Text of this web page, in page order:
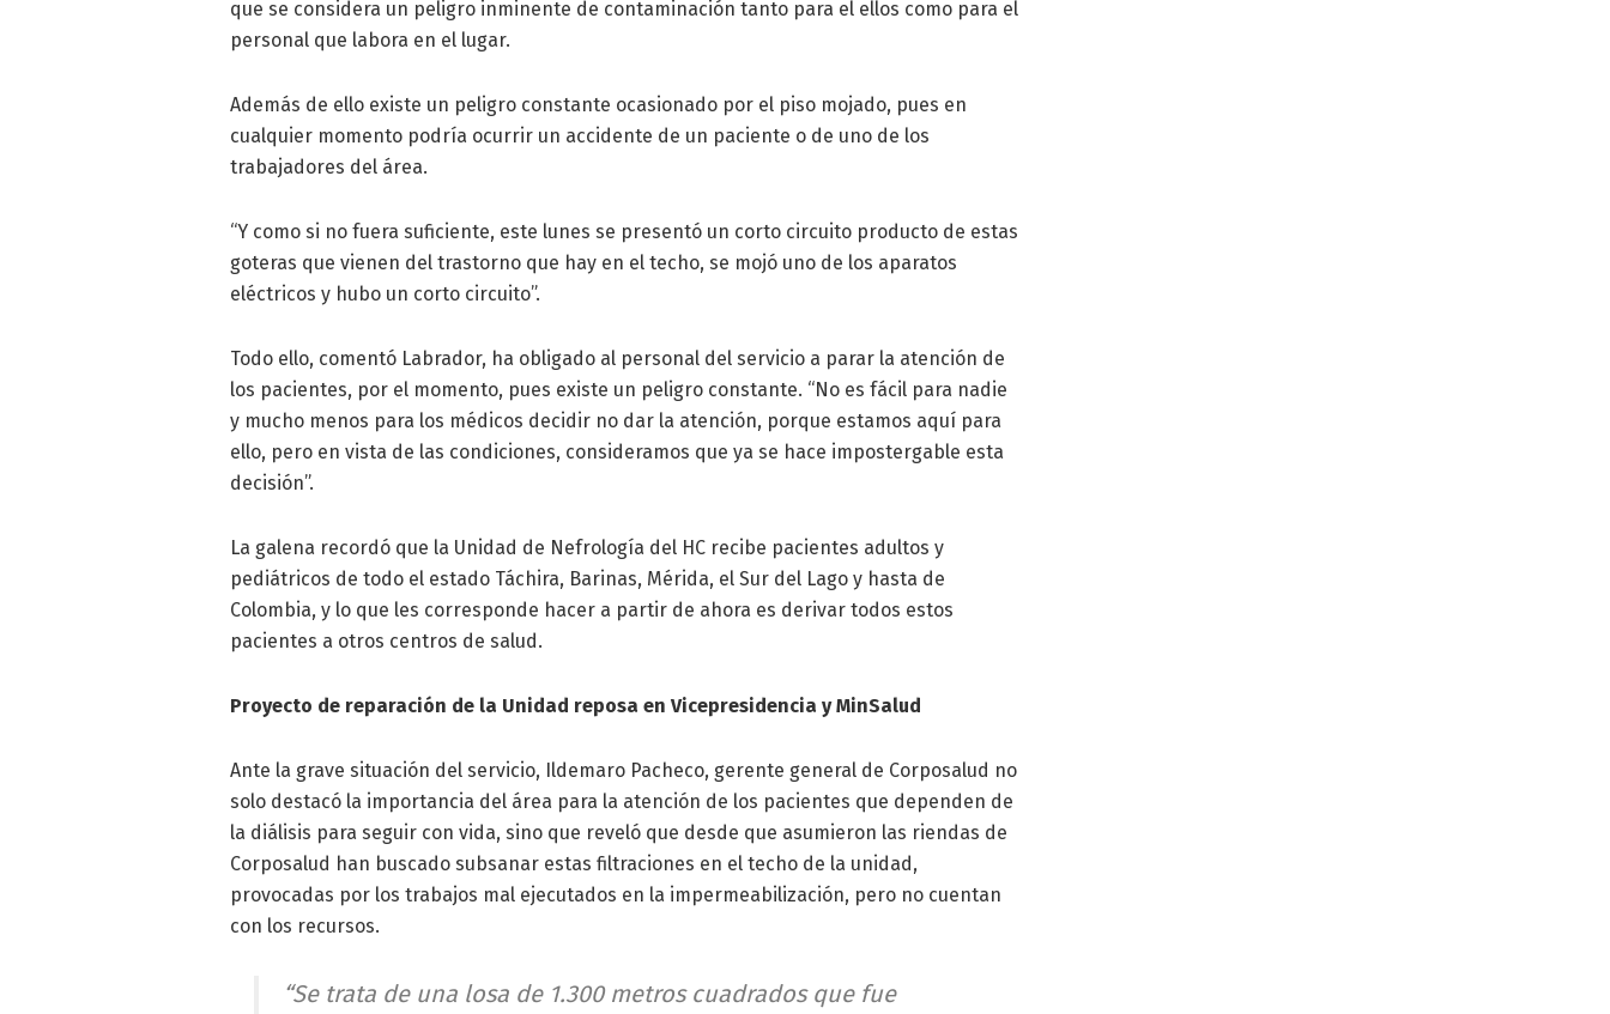
que se considera un peligro inminente de contaminación tanto para el ellos como para el
personal que labora en el lugar.
Además de ello existe un peligro constante ocasionado por el piso mojado, pues en
cualquier momento podría ocurrir un accidente de un paciente o de uno de los
trabajadores del área.
“Y como si no fuera suficiente, este lunes se presentó un corto circuito producto de estas
goteras que vienen del trastorno que hay en el techo, se mojó uno de los aparatos
eléctricos y hubo un corto circuito”.
Todo ello, comentó Labrador, ha obligado al personal del servicio a parar la atención de
los pacientes, por el momento, pues existe un peligro constante. “No es fácil para nadie
y mucho menos para los médicos decidir no dar la atención, porque estamos aquí para
ello, pero en vista de las condiciones, consideramos que ya se hace impostergable esta
decisión”.
La galena recordó que la Unidad de Nefrología del HC recibe pacientes adultos y
pediátricos de todo el estado Táchira, Barinas, Mérida, el Sur del Lago y hasta de
Colombia, y lo que les corresponde hacer a partir de ahora es derivar todos estos
pacientes a otros centros de salud.
Proyecto de reparación de la Unidad reposa en Vicepresidencia y MinSalud
Ante la grave situación del servicio, Ildemaro Pacheco, gerente general de Corposalud no
solo destacó la importancia del área para la atención de los pacientes que dependen de
la diálisis para seguir con vida, sino que reveló que desde que asumieron las riendas de
Corposalud han buscado subsanar estas filtraciones en el techo de la unidad,
provocadas por los trabajos mal ejecutados en la impermeabilización, pero no cuentan
con los recursos.
“Se trata de una losa de 1.300 metros cuadrados que fue